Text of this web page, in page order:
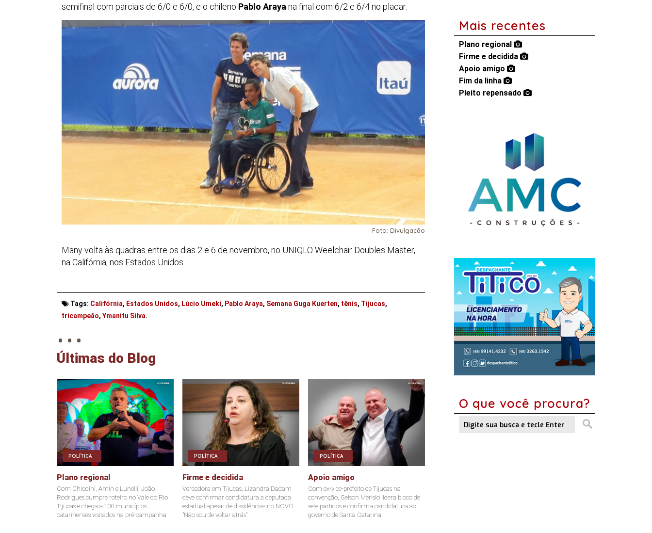
semifinal com parciais de 6/0 e 6/0, e o chileno Pablo Araya na final com 6/2 e 6/4 no placar.
Foto: Divulgação
Many volta às quadras entre os dias 2 e 6 de novembro, no UNIQLO Weelchair Doubles Master,
na Califórnia, nos Estados Unidos.
Tags: Califórnia, Estados Unidos, Lúcio Umeki, Pablo Araya, Semana Guga Kuerten, tênis, Tijucas,
tricampeão, Ymanitu Silva.
. . .
Últimas do Blog
POLÍTICA
Plano regional
Com Chiodini, Amin e Lunelli, João
Rodrigues cumpre roteiro no Vale do Rio
Tijucas e chega a 100 municípios
catarinenses visitados na pré-campanha
POLÍTICA
Firme e decidida
Vereadora em Tijucas, Lizandra Dadam
deve confirmar candidatura a deputada
estadual apesar de dissidências no NOVO:
"Não sou de voltar atrás"
POLÍTICA
Apoio amigo
Com ex-vice-prefeito de Tijucas na
convenção, Gelson Merisio lidera bloco de
sete partidos e confirma candidatura ao
governo de Santa Catarina
Mais recentes
Plano regional
Firme e decidida
Apoio amigo
Fim da linha
Pleito repensado
O que você procura?